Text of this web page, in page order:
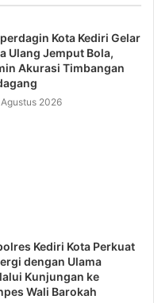
Kota Kediri Gelar
Ulang Jemput Bola,
Akurasi Timbangan
2026
Kediri Kota Perkuat
dengan Ulama
Kunjungan ke
Wali Barokah